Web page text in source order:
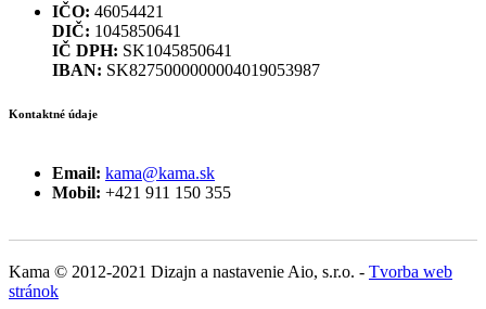
IČO: 46054421
DIČ: 1045850641
IČ DPH: SK1045850641
IBAN: SK8275000000004019053987
Kontaktné údaje
Email: kama@kama.sk
Mobil: +421 911 150 355
Kama © 2012-2021 Dizajn a nastavenie Aio, s.r.o. - Tvorba web
stránok